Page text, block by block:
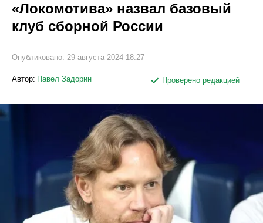
«Локомотива» назвал базовый
клуб сборной России
Опубликовано: 29 августа 2024 18:27
Автор: Павел Задорин Проверено редакцией